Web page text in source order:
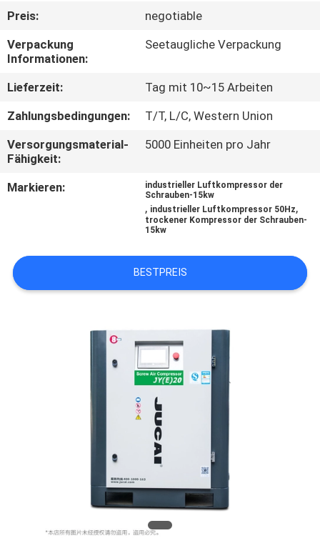
QUALITÄTSKONTROLLE
TRETEN
SIE
MIT
UNS
IN
VERBINDUNG
FORDERN
SIE
DATENSCHUTZRICHTLINIE
Preis:
negotiable
Verpackung
Informationen:
Seetaugliche Verpackung
Lieferzeit:
Tag mit 10~15 Arbeiten
Zahlungsbedingungen:
T/T, L/C, Western Union
Versorgungsmaterial-
Fähigkeit:
5000 Einheiten pro Jahr
Markieren:
industrieller Luftkompressor der
Schrauben-15kw
, industrieller Luftkompressor 50Hz,
trockener Kompressor der Schrauben-
15kw
BESTPREIS